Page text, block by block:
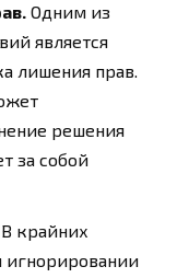
Одним из
является
лишения прав.
решения
за собой
В крайних
игнорировании